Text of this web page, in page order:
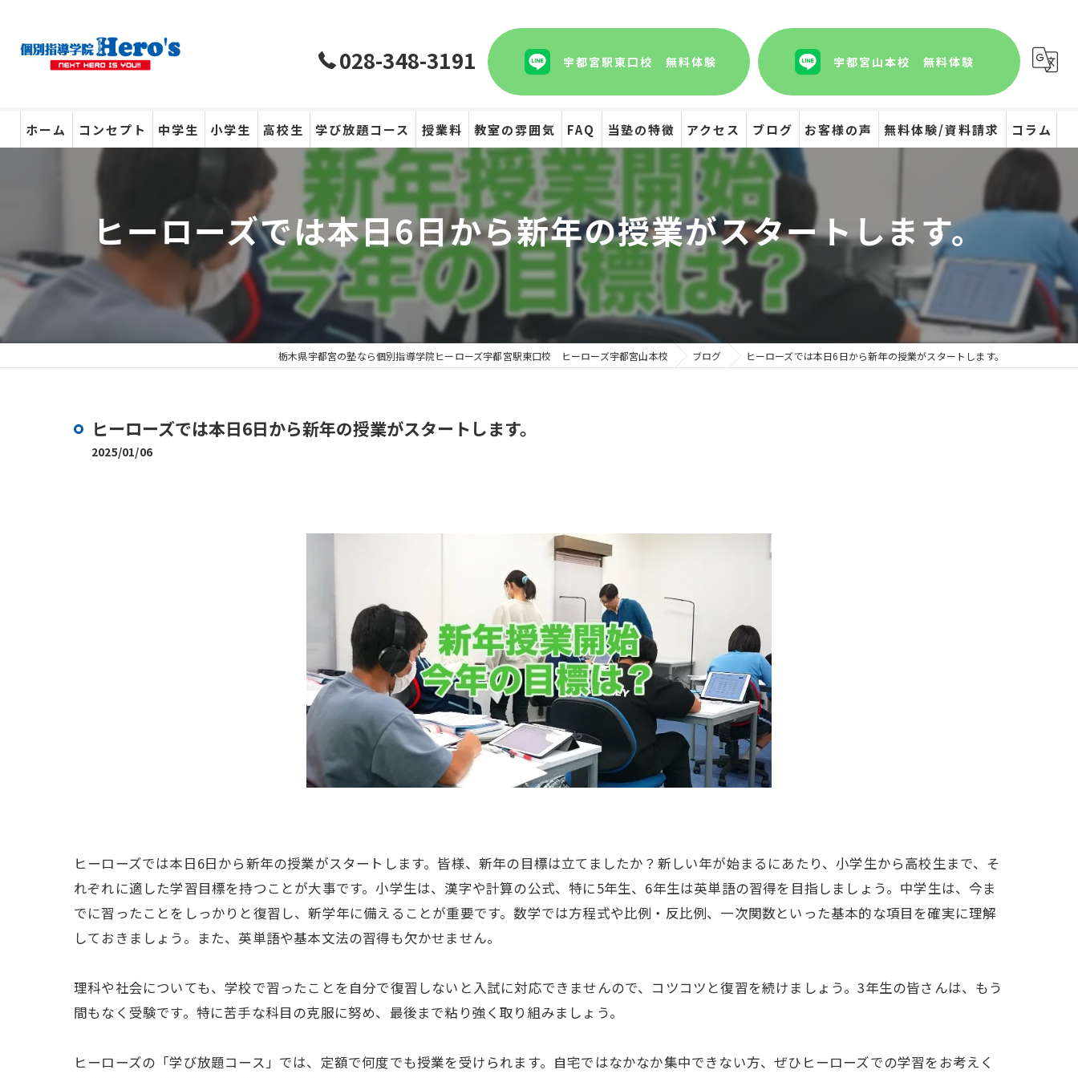
028-348-3191 宇都宮駅東口校 無料体験 宇都宮山本校 無料体験
ホーム コンセプト 中学生 小学生 高校生 学び放題コース 授業料 教室の雰囲気 FAQ 当塾の特徴
テスト
受験
個別指導
アクセス ブログ お客様の声 無料体験/資料請求 コラム
ヒーローズでは本日6日から新年の授業がスタートします。
栃木県宇都宮の塾なら個別指導学院ヒーローズ宇都宮駅東口校 ヒーローズ宇都宮山本校 ブログ ヒーローズでは本日6日から新年の授業がスタートします。
ヒーローズでは本日6日から新年の授業がスタートします。
2025/01/06
ヒーローズでは本日6日から新年の授業がスタートします。皆様、新年の目標は立てましたか？新しい年が始まるにあたり、小学生から高校生まで、そ
れぞれに適した学習目標を持つことが大事です。小学生は、漢字や計算の公式、特に5年生、6年生は英単語の習得を目指しましょう。中学生は、今ま
でに習ったことをしっかりと復習し、新学年に備えることが重要です。数学では方程式や比例・反比例、一次関数といった基本的な項目を確実に理解
しておきましょう。また、英単語や基本文法の習得も欠かせません。
理科や社会についても、学校で習ったことを自分で復習しないと入試に対応できませんので、コツコツと復習を続けましょう。3年生の皆さんは、もう
間もなく受験です。特に苦手な科目の克服に努め、最後まで粘り強く取り組みましょう。
ヒーローズの「学び放題コース」では、定額で何度でも授業を受けられます。自宅ではなかなか集中できない方、ぜひヒーローズでの学習をお考えく